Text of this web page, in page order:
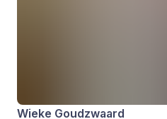
Wieke Goudzwaard